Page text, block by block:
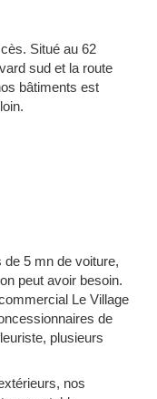
Situé au 62
sud et la route
bâtiments est
de 5 mn de voiture,
peut avoir besoin.
Le Village
de
plusieurs
nos